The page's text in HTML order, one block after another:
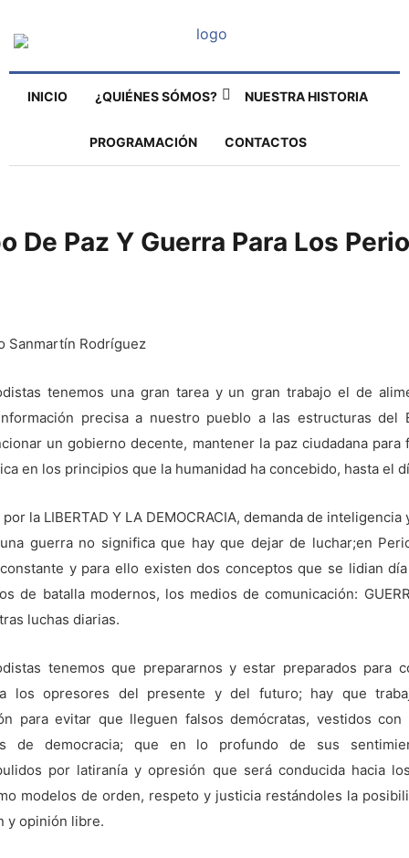
INICIO ¿QUIÉNES SÓMOS? NUESTRA HISTORIA
PROGRAMACIÓN CONTACTOS
De Paz Y Guerra Para Los
Sanmartín Rodríguez
tenemos una gran tarea y un gran trabajo el de
precisa a nuestro pueblo a las estructuras del
un gobierno decente, mantener la paz ciudadana para
en los principios que la humanidad ha concebido, hasta el
por la LIBERTAD Y LA DEMOCRACIA, demanda de inteligencia
guerra no significa que hay que dejar de luchar;en
y para ello existen dos conceptos que se lidian
de batalla modernos, los medios de comunicación:
luchas diarias.
tenemos que prepararnos y estar preparados para
los opresores del presente y del futuro; hay que
para evitar que lleguen falsos demócratas, vestidos con
de democracia; que en lo profundo de sus
por latiranía y opresión que será conducida hacia
modelos de orden, respeto y justicia restándoles la
y opinión libre.